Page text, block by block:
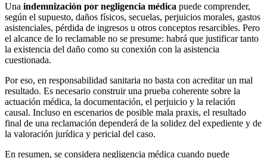
Una indemnización por negligencia médica puede comprender,
según el supuesto, daños físicos, secuelas, perjuicios morales, gastos
asistenciales, pérdida de ingresos u otros conceptos resarcibles. Pero
el alcance de lo reclamable no se presume: habrá que justificar tanto
la existencia del daño como su conexión con la asistencia
cuestionada.
Por eso, en responsabilidad sanitaria no basta con acreditar un mal
resultado. Es necesario construir una prueba coherente sobre la
actuación médica, la documentación, el perjuicio y la relación
causal. Incluso en escenarios de posible mala praxis, el resultado
final de una reclamación dependerá de la solidez del expediente y de
la valoración jurídica y pericial del caso.
En resumen, se considera negligencia médica cuando puede